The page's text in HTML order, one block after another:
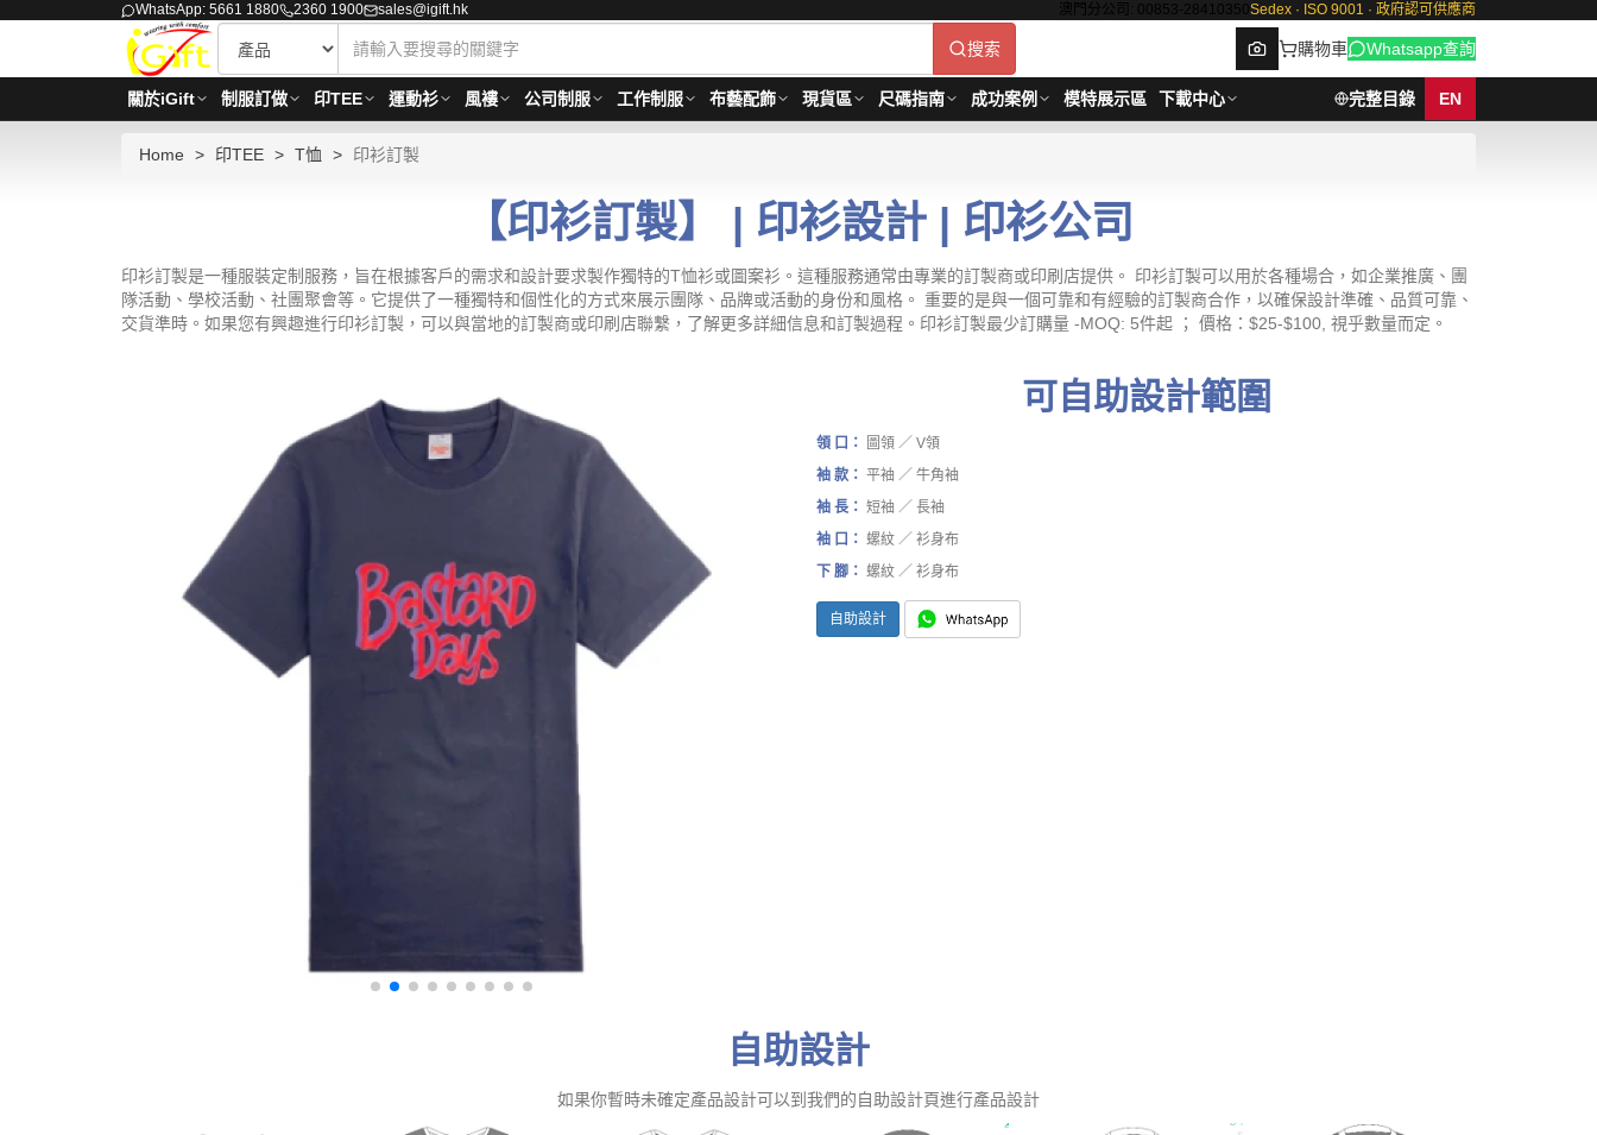
WhatsApp: 5661 1880 2360 1900 sales@igift.hk 澳門分公司: 00853-28410350 Sedex · ISO 9001 · 政府認可供應商
搜索 購物車 Whatsapp查詢
關於iGift 制服訂做 印TEE 運動衫 風褸 公司制服 工作制服 布藝配飾 現貨區 尺碼指南 成功案例 模特展示區 下載中心 完整目錄 EN
Home 印TEE T恤 印衫訂製
【印衫訂製】 | 印衫設計 | 印衫公司
印衫訂製是一種服裝定制服務，旨在根據客戶的需求和設計要求製作獨特的T恤衫或圖案衫。這種服務通常由專業的訂製商或印刷店提供。 印衫訂製可以用於各種場合，如企業推廣、團
隊活動、學校活動、社團聚會等。它提供了一種獨特和個性化的方式來展示團隊、品牌或活動的身份和風格。 重要的是與一個可靠和有經驗的訂製商合作，以確保設計準確、品質可靠、
交貨準時。如果您有興趣進行印衫訂製，可以與當地的訂製商或印刷店聯繫，了解更多詳細信息和訂製過程。印衫訂製最少訂購量 -MOQ: 5件起 ； 價格：$25-$100, 視乎數量而定。
可自助設計範圍
領 口：
圖領 ／ V領
袖 款： 平袖 ／ 牛角袖
袖 長： 短袖 ／ 長袖
袖 口： 螺紋 ／ 衫身布
下 腳： 螺紋 ／ 衫身布
自助設計
自助設計
如果你暫時未確定產品設計可以到我們的自助設計頁進行產品設計